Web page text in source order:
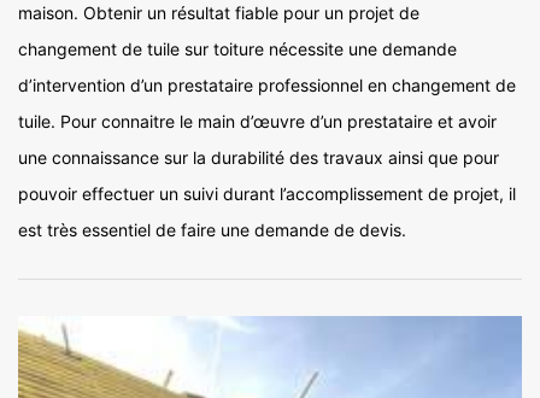
maison. Obtenir un résultat fiable pour un projet de
changement de tuile sur toiture nécessite une demande
d’intervention d’un prestataire professionnel en changement de
tuile. Pour connaitre le main d’œuvre d’un prestataire et avoir
une connaissance sur la durabilité des travaux ainsi que pour
pouvoir effectuer un suivi durant l’accomplissement de projet, il
est très essentiel de faire une demande de devis.